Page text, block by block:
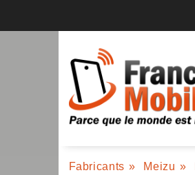
Fabricants » Meizu »